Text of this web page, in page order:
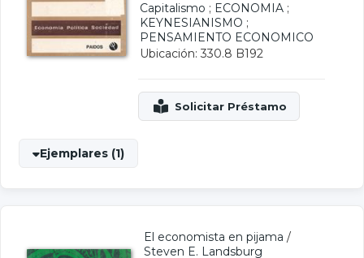
Capitalismo ; ECONOMIA ;
KEYNESIANISMO ;
PENSAMIENTO ECONOMICO
Ubicación: 330.8 B192
Ejemplares (1)
El economista en pijama /
Steven E. Landsburg